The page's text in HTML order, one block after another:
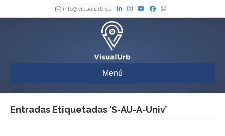
info@visualurb.es
Menú
Entradas Etiquetadas ‘S-AU-A-Univ’